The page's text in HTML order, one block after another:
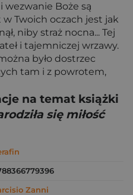
wezwanie Boże są
w Twoich oczach jest jak
niby straż nocna... Tej
i tajemniczej wrzawy.
było dostrzec
tam i z powrotem,
na temat książki
się miłość
Zanni